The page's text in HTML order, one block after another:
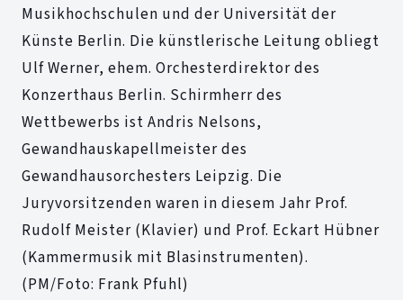
Musikhochschulen und der Universität der
Künste Berlin. Die künstlerische Leitung obliegt
Ulf Werner, ehem. Orchesterdirektor des
Konzerthaus Berlin. Schirmherr des
Wettbewerbs ist Andris Nelsons,
Gewandhauskapellmeister des
Gewandhausorchesters Leipzig. Die
Juryvorsitzenden waren in diesem Jahr Prof.
Rudolf Meister (Klavier) und Prof. Eckart Hübner
(Kammermusik mit Blasinstrumenten).
(PM/Foto: Frank Pfuhl)